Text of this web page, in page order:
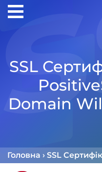
SSL
Domain
Головна › SSL